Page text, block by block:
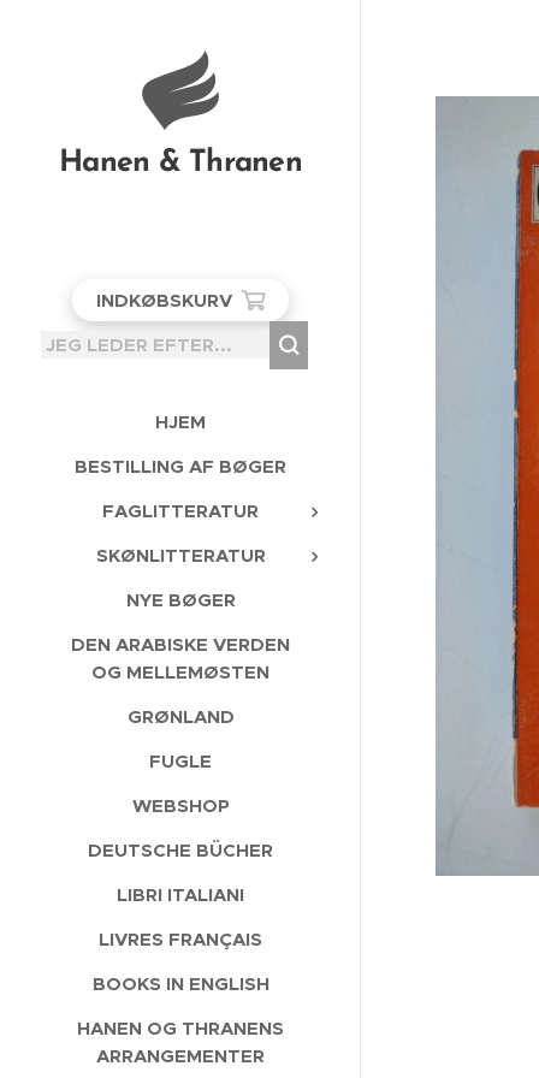
Hanen & Thranen
INDKØBSKURV
HJEM
BESTILLING AF BØGER
FAGLITTERATUR
SKØNLITTERATUR
NYE BØGER
DEN ARABISKE VERDEN
OG MELLEMØSTEN
GRØNLAND
FUGLE
WEBSHOP
DEUTSCHE BÜCHER
LIBRI ITALIANI
LIVRES FRANÇAIS
BOOKS IN ENGLISH
HANEN OG THRANENS
ARRANGEMENTER